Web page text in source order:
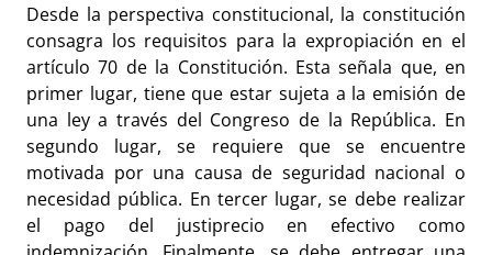
Desde la perspectiva constitucional, la constitución
consagra los requisitos para la expropiación en el
artículo 70 de la Constitución. Esta señala que, en
primer lugar, tiene que estar sujeta a la emisión de
una ley a través del Congreso de la República. En
segundo lugar, se requiere que se encuentre
motivada por una causa de seguridad nacional o
necesidad pública. En tercer lugar, se debe realizar
el pago del justiprecio en efectivo como